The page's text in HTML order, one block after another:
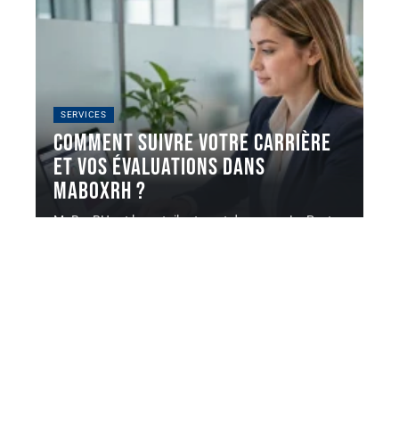
SERVICES
Comment suivre votre carrière
et vos évaluations dans
MaBoxRH ?
MaBoxRH est le portail extranet du groupe La Poste